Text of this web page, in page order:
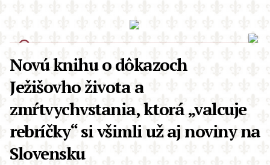
Novú knihu o dôkazoch
Ježišovho života a
zmŕtvychvstania, ktorá „valcuje
rebríčky“ si všimli už aj noviny na
Slovensku